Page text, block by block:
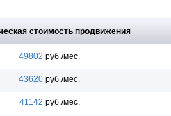
стоимость продвижения
49802 руб./мес.
43620 руб./мес.
41142 руб./мес.